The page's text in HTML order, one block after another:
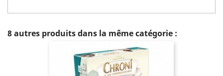
8 autres produits dans la même catégorie :